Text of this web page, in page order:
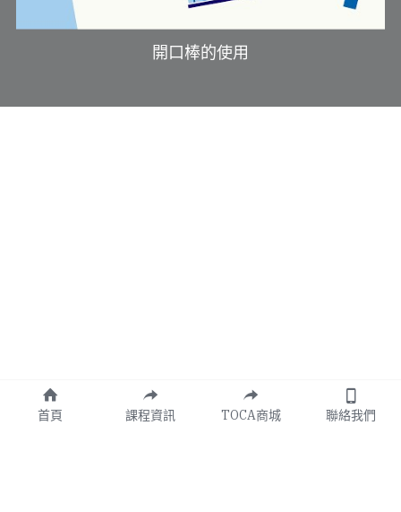
開口棒的使用
首頁 課程資訊 TOCA商城 聯絡我們